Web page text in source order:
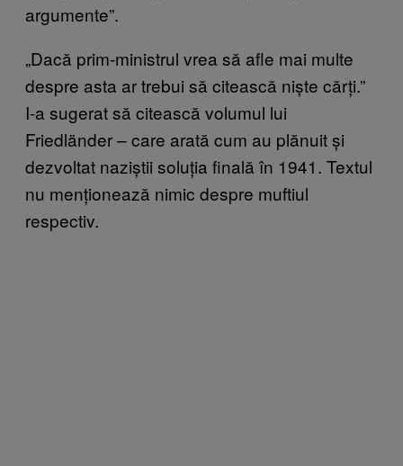
argumente”.
„Dacă prim-ministrul vrea să afle mai multe
despre asta ar trebui să citească niște cărți.”
I-a sugerat să citească volumul lui
Friedländer – care arată cum au plănuit și
dezvoltat naziștii soluția finală în 1941. Textul
nu menționează nimic despre muftiul
respectiv.